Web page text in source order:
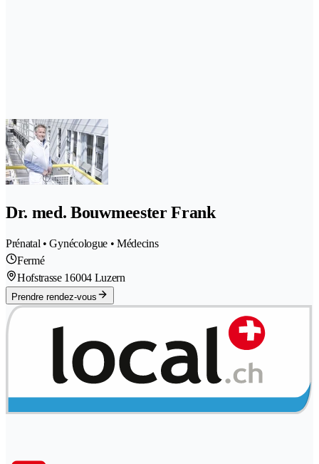
Dr. med. Bouwmeester Frank
Prénatal • Gynécologue • Médecins
Fermé
Hofstrasse 16004 Luzern
Prendre rendez-vous